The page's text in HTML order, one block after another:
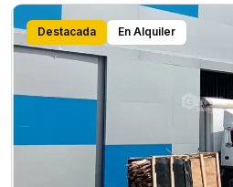
Destacada En Alquiler